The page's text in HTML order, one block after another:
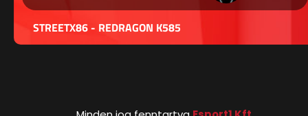
STREETX86 - REDRAGON K585